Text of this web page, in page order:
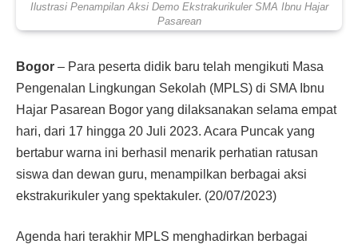
Ilustrasi Penampilan Aksi Demo Ekstrakurikuler SMA Ibnu Hajar
Pasarean
Bogor – Para peserta didik baru telah mengikuti Masa
Pengenalan Lingkungan Sekolah (MPLS) di SMA Ibnu
Hajar Pasarean Bogor yang dilaksanakan selama empat
hari, dari 17 hingga 20 Juli 2023. Acara Puncak yang
bertabur warna ini berhasil menarik perhatian ratusan
siswa dan dewan guru, menampilkan berbagai aksi
ekstrakurikuler yang spektakuler. (20/07/2023)
Agenda hari terakhir MPLS menghadirkan berbagai